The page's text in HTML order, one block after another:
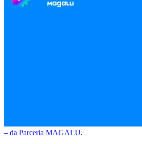
– da Parceria MAGALU.